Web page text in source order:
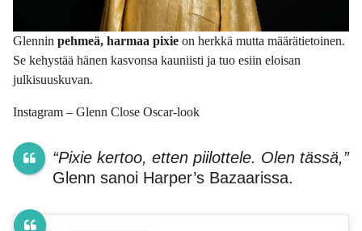
Glennin pehmeä, harmaa pixie on herkkä mutta määrätietoinen.
Se kehystää hänen kasvonsa kauniisti ja tuo esiin eloisan
julkisuuskuvan.
Instagram – Glenn Close Oscar-look
“Pixie kertoo, etten piilottele. Olen tässä,”
Glenn sanoi Harper’s Bazaarissa.